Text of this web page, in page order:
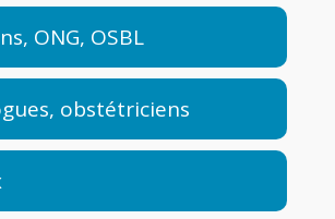
ONG, OSBL
obstétriciens